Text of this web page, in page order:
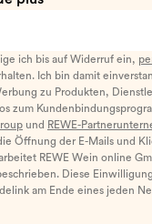
ich bis auf Widerruf ein,
Ich bin damit
zu Produkten,
zum
und REWE-
Öffnung der E-Mails und
REWE Wein online
Diese
am Ende eines jeden